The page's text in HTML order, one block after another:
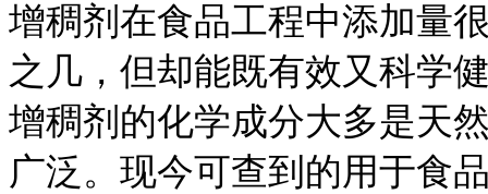
增稠剂在食品工程中添加量
之几，但却能既有效又科学
增稠剂的化学成分大多是天
广泛。现今可查到的用于食